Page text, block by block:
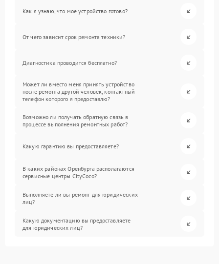
Как я узнаю, что мое устройство готово?
От чего зависит срок ремонта техники?
Диагностика проводится бесплатно?
Может ли вместо меня принять устройство
после ремонта другой человек, контактный
телефон которого я предоставлю?
Возможно ли получать обратную связь в
процессе выполнения ремонтных работ?
Какую гарантию вы предоставляете?
В каких районах Оренбурга располагаются
сервисные центры CityCoco?
Выполняете ли вы ремонт для юридических
лиц?
Какую документацию вы предоставляете
для юридических лиц?